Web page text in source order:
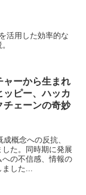
活用した効率的な
ャーから生まれ
ッピー、ハッカ
チェーンの奇妙
概念への反抗、
た。同時期に発展
の不信感、情報の
した...